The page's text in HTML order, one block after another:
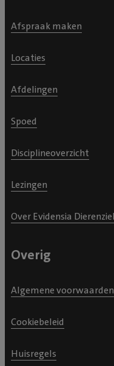
Afspraak maken
Locaties
Afdelingen
Spoed
Disciplineoverzicht
Lezingen
Over Evidensia
Overig
Algemene voorwaarden
Cookiebeleid
Huisregels